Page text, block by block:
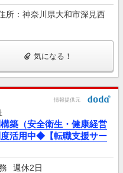
所：神奈川県大和市深見西
気になる！
情報提供元
築（安全衛生・健康経営
活用中◆【転職支援サー
週休2日